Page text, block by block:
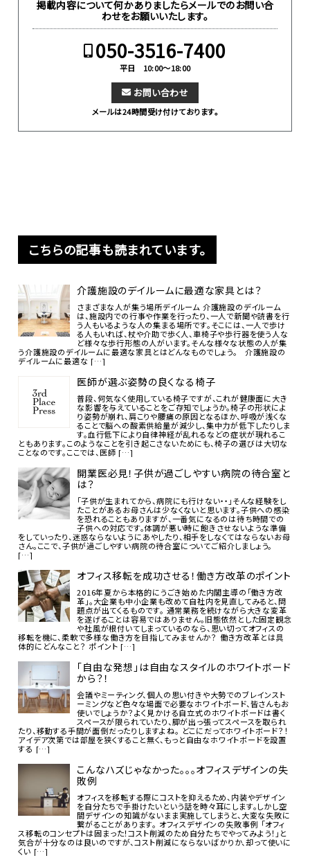
掲載内容について何かありましたらメールでのお問い合
わせをお願いいたします。
050-3516-7400
平日 10:00～18:00
お問い合わせ
メールは24時間受け付けております。
こちらの記事も読まれています。
介護施設のデイルームに最適な家具とは？
さまざまな人が集う場所デイルーム 介護施設のデイルーム
は、施設内での行事や作業を行ったり、一人で新聞や読書を行
う人もいるような人の集まる場所です。そこには、一人で歩け
る人もいれば、杖や介助で歩く人、車椅子や歩行器を使う人な
ど様々な歩行形態の人がいます。そんな様々な状態の人が集
う介護施設のデイルームに最適な家具とはどんなものでしょう。 介護施設の
デイルームに最適な […]
医師が選ぶ姿勢の良くなる椅子
普段、何気なく使用している椅子ですが、これが健康面に大き
な影響を与えていることをご存知でしょうか。椅子の形状によ
り姿勢が崩れ、肩こりや腰痛の原因となるほか、呼吸が浅くな
ることで脳への酸素供給量が減少し、集中力が低下したりしま
す。血行低下により自律神経が乱れるなどの症状が現れるこ
ともあります。このようなことを引き起こさないためにも、椅子の選びは大切な
ことなのです。ここでは、医師 […]
開業医必見！子供が過ごしやすい病院の待合室と
は？
「子供が生まれてから、病院にも行けない・・」そんな経験をし
たことがあるお母さんは少なくないと思います。子供への感染
を恐れることもありますが、一番気になるのは待ち時間での
子供への対応です。体調が悪い時に飽きさせないような準備
をしていったり、迷惑ならないようにあやしたり、相手をしなくてはならないお母
さん。ここで、子供が過ごしやすい病院の待合室についてご紹介しましょう。
[…]
オフィス移転を成功させる！働き方改革のポイント
2016年夏から本格的にうごき始めた内閣主導の「働き方改
革」。大企業も中小企業も改めて自社内を見直してみると、問
題点が出てくるものです。 通常業務を続けながら大きな変革
を遂げることは容易ではありません。旧態依然とした固定観念
や社風が根付いてしまっているのなら、思い切ってオフィスの
移転を機に、柔軟で多様な働き方を目指してみませんか？ 働き方改革とは具
体的にどんなこと？ ポイント […]
「自由な発想」は自由なスタイルのホワイトボード
から？！
会議やミーティング、個人の思い付きや大勢でのブレインスト
ーミングなど色々な場面で必要なホワイトボード、皆さんもお
使いでしょうか？よく見かける自立式のホワイトボードは書く
スペースが限られていたり、脚が出っ張ってスペースを取られ
たり、移動する手間が面倒だったりしますよね。 どこにだってホワイトボード？！
アイデア次第では部屋を狭くすること無く、もっと自由なホワイトボードを設置
する […]
こんなハズじゃなかった。。。オフィスデザインの失
敗例
オフィスを移転する際にコストを抑えるため、内装やデザイン
を自分たちで手掛けたいという話を時々耳にします。しかし空
間デザインの知識がないまま実施してしまうと、大変な失敗に
繋がることがあります。 オフィスデザインの失敗事例 「オフィ
ス移転のコンセプトは固まった！コスト削減のため自分たちでやってみよう！」と
気合が十分なのは良いのですが、コスト削減にならないばかりか、却って使いに
くい […]